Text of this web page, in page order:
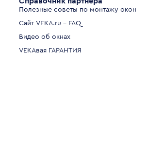
Полезные советы по монтажу окон
Сайт VEKA.ru - FAQ
Видео об окнах
VEKAвая ГАРАНТИЯ